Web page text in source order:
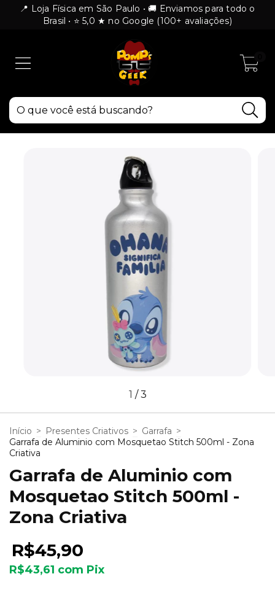
📍 Loja Física em São Paulo • 🚚 Enviamos para todo o
Brasil • ⭐ 5,0 ★ no Google (100+ avaliações)
1 /3
Início > Presentes Criativos > Garrafa >
Garrafa de Aluminio com Mosquetao Stitch 500ml - Zona
Criativa
Garrafa de Aluminio com
Mosquetao Stitch 500ml -
Zona Criativa
R$45,90
R$43,61 com Pix